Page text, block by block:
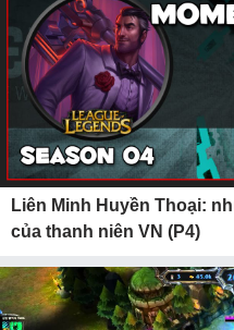
Liên Minh Huyền Thoại:
của thanh niên VN (P4)